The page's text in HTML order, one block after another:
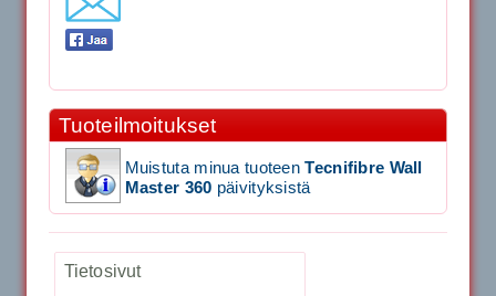
Signum S-7000 Jännityskone (Pöytämalli)
SIGNUM S-7000 &...
Signum S-7000 Jännityskone (Jalustamalli)
Tuoteilmoitukset
Muistuta minua tuoteenTecnifibre Wall
Master 360 päivityksistä
Tietosivut